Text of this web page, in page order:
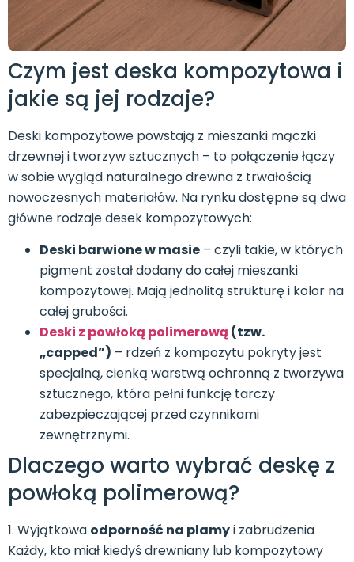
Czym jest deska kompozytowa i
jakie są jej rodzaje?
Deski kompozytowe powstają z mieszanki mączki
drzewnej i tworzyw sztucznych – to połączenie łączy
w sobie wygląd naturalnego drewna z trwałością
nowoczesnych materiałów. Na rynku dostępne są dwa
główne rodzaje desek kompozytowych:
Deski barwione w masie – czyli takie, w których
pigment został dodany do całej mieszanki
kompozytowej. Mają jednolitą strukturę i kolor na
całej grubości.
Deski z powłoką polimerową (tzw.
„capped”) – rdzeń z kompozytu pokryty jest
specjalną, cienką warstwą ochronną z tworzywa
sztucznego, która pełni funkcję tarczy
zabezpieczającej przed czynnikami
zewnętrznymi.
Dlaczego warto wybrać deskę z
powłoką polimerową?
1. Wyjątkowa odporność na plamyi zabrudzenia
Każdy, kto miał kiedyś drewniany lub kompozytowy